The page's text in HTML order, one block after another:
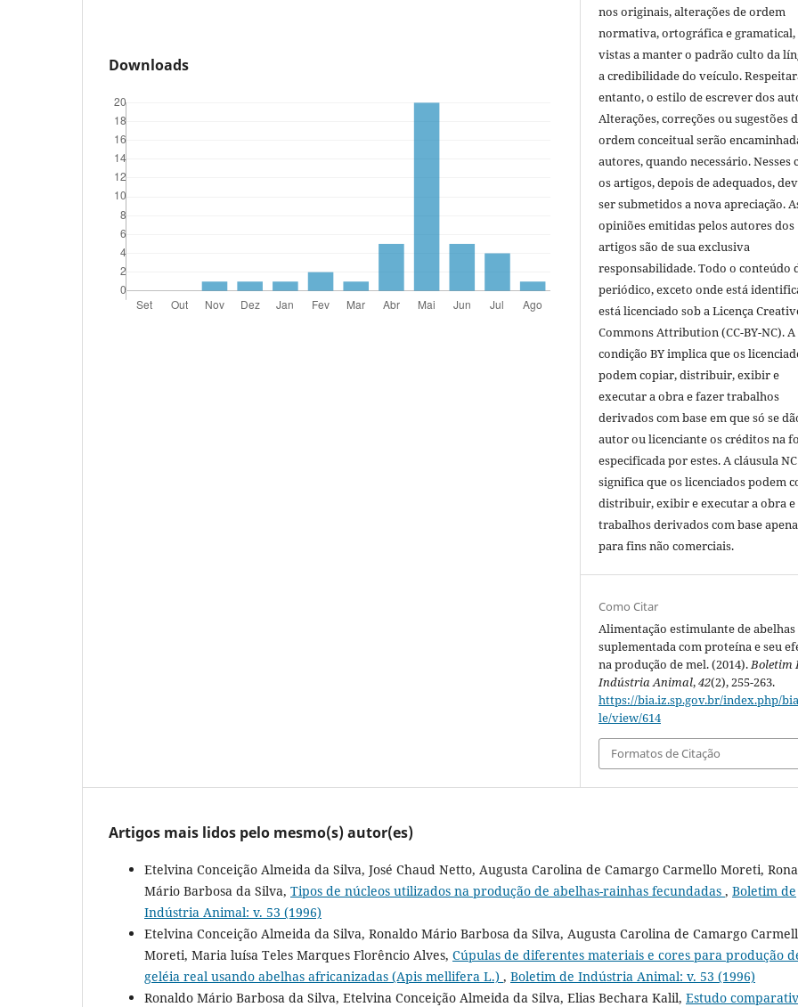
Downloads
nos originais, alterações de ordem
normativa, ortográfica e gramatical,
vistas a manter o padrão culto da
a credibilidade do veículo.
entanto, o estilo de escrever dos
Alterações, correções ou sugestões
ordem conceitual serão
autores, quando necessário. Nesses
os artigos, depois de adequados,
ser submetidos a nova apreciação.
opiniões emitidas pelos autores dos
artigos são de sua exclusiva
responsabilidade. Todo o conteúdo
periódico, exceto onde está
está licenciado sob a Licença
Commons Attribution (CC-BY-NC). A
condição BY implica que os
podem copiar, distribuir, exibir e
executar a obra e fazer trabalhos
derivados com base em que só se
autor ou licenciante os créditos na
especificada por estes. A cláusula NC
significa que os licenciados podem
distribuir, exibir e executar a obra
trabalhos derivados com base
para fins não comerciais.
Como Citar
Alimentação estimulante de abelhas
suplementada com proteína e seu
na produção de mel. (2014).Boletim
Indústria Animal,42(2), 255-263.
https://bia.iz.sp.gov.br/index.php/
le/view/614
Formatos de Citação
Artigos mais lidos pelo mesmo(s) autor(es)
Etelvina Conceição Almeida da Silva, José Chaud Netto, Augusta Carolina de Camargo Carmello Moreti,
Mário Barbosa da Silva, Tipos de núcleos utilizados na produção de abelhas-rainhas fecundadas , Boletim de
Indústria Animal: v. 53 (1996)
Etelvina Conceição Almeida da Silva, Ronaldo Mário Barbosa da Silva, Augusta Carolina de Camargo
Moreti, Maria luísa Teles Marques Florêncio Alves, Cúpulas de diferentes materiais e cores para produção
geléia real usando abelhas africanizadas (Apis mellifera L.) , Boletim de Indústria Animal: v. 53 (1996)
Ronaldo Mário Barbosa da Silva, Etelvina Conceição Almeida da Silva, Elias Bechara Kalil, Estudo